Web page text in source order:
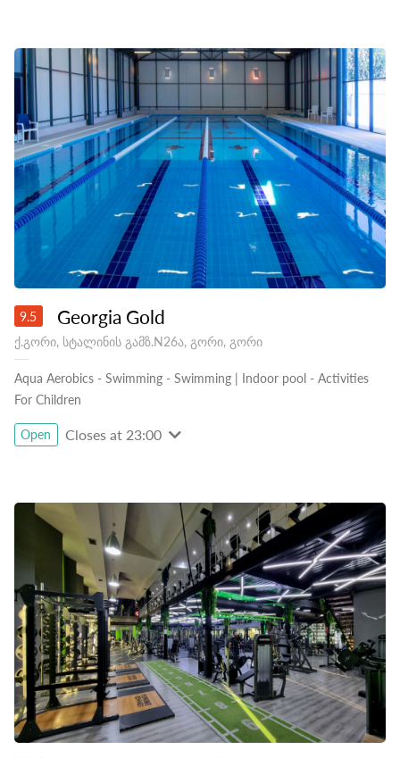
9.5 Georgia Gold
ქ.გორი, სტალინის გამზ.N26ა, გორი, გორი
Aqua Aerobics - Swimming - Swimming | Indoor pool - Activities
For Children
Open Closes at 23:00